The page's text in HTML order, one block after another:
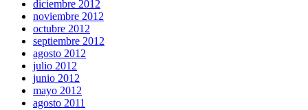
diciembre 2012
noviembre 2012
octubre 2012
septiembre 2012
agosto 2012
julio 2012
junio 2012
mayo 2012
agosto 2011